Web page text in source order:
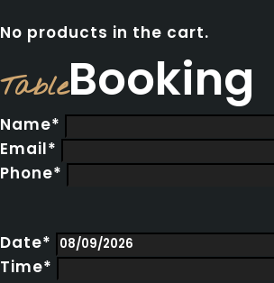
No products in the cart.
TableBooking
Name*
Email*
Phone*
Date*
Time*